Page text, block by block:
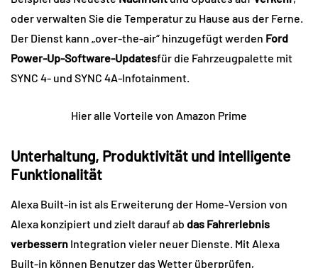
oder verwalten Sie die Temperatur zu Hause aus der Ferne.
Der Dienst kann „over-the-air“ hinzugefügt werden Ford
Power-Up-Software-Updatesfür die Fahrzeugpalette mit
SYNC 4- und SYNC 4A-Infotainment.
Hier alle Vorteile von Amazon Prime
Unterhaltung, Produktivität und intelligente
Funktionalität
Alexa Built-in ist als Erweiterung der Home-Version von
Alexa konzipiert und zielt darauf ab das Fahrerlebnis
verbessern Integration vieler neuer Dienste. Mit Alexa
Built-in können Benutzer das Wetter überprüfen,